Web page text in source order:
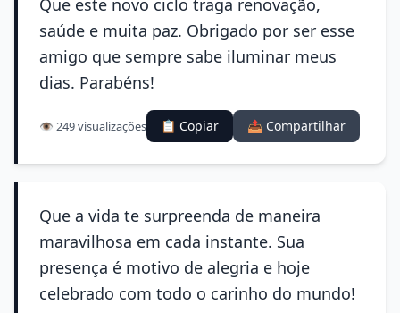
Que este novo ciclo traga renovação,
saúde e muita paz. Obrigado por ser esse
amigo que sempre sabe iluminar meus
dias. Parabéns!
👁️ 249 visualizações 📋 Copiar 📤 Compartilhar
Que a vida te surpreenda de maneira
maravilhosa em cada instante. Sua
presença é motivo de alegria e hoje
celebrado com todo o carinho do mundo!